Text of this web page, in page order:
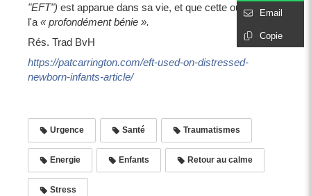
"EFT") est apparue dans sa vie, et que cette ouverture
l'a « profondément bénie ».
Rés. Trad BvH
https://patcarrington.com/eft-used-on-distressed-
newborn-infants-article/
Urgence Santé Traumatismes
Energie Enfants Retour au calme
Stress
Email
Copie